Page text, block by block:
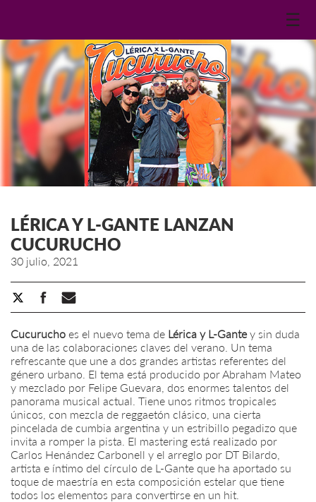
☰
LÉRICA Y L-GANTE LANZAN
CUCURUCHO
30 julio, 2021
Cucurucho es el nuevo tema de Lérica y L-Gantey sin duda
una de las colaboraciones claves del verano. Un tema
refrescante que une a dos grandes artistas referentes del
género urbano. El tema está producido por Abraham Mateo
y mezclado por Felipe Guevara, dos enormes talentos del
panorama musical actual. Tiene unos ritmos tropicales
únicos, con mezcla de reggaetón clásico, una cierta
pincelada de cumbia argentina y un estribillo pegadizo que
invita a romper la pista. El mastering está realizado por
Carlos Henández Carbonell y el arreglo por DT Bilardo,
artista e íntimo del círculo de L-Gante que ha aportado su
toque de maestría en esta composición estelar que tiene
todos los elementos para convertirse en un hit.